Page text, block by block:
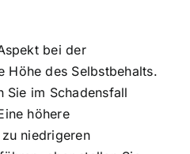
bei der
Höhe des Selbstbehalts.
Sie im Schadensfall
höhere
niedrigeren